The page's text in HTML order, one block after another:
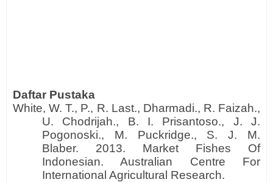
Daftar Pustaka
White, W. T., P., R. Last., Dharmadi., R. Faizah.,
U. Chodrijah., B. I. Prisantoso., J. J.
Pogonoski., M. Puckridge., S. J. M.
Blaber. 2013. Market Fishes Of
Indonesian. Australian Centre For
International Agricultural Research.